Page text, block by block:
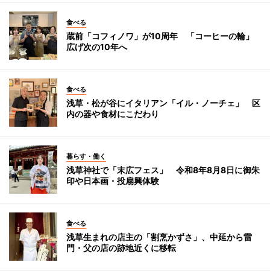
食べる
蔵前「コフィノワ」が10周年 「コーヒーの輪」
広げ次の10年へ
食べる
浅草・松が谷にイタリアン「イル・ノーチェ」 区
内の器や食材にこだわり
暮らす・働く
浅草神社で「末広フェス」 令和8年8月8日に御朱
印や日本画・投扇興体験
食べる
浅草生まれの店主の「割烹かずさ」、中延から雷
門・父の店の跡地近くに移転